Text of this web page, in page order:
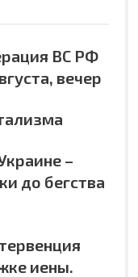
ВС РФ
вечер
–
до бегства
иены.